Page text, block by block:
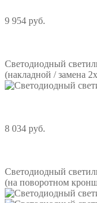
9 954 руб.
Светодиодный
(накладной / замена
8 034 руб.
Светодиодный
(на поворотном